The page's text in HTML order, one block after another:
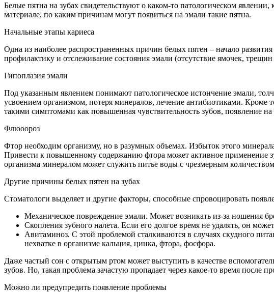
Белые пятна на зубах свидетельствуют о каком-то патологическом
материале, по каким причинам могут появиться на эмали такие пятна.
Начальные этапы кариеса
Одна из наиболее распространенных причин белых пятен – начало
профилактику и отслеживание состояния эмали (отсутствие ямочек,
Гипоплазия эмали
Под указанным явлением понимают патологическое истончение эмали,
усвоением организмом, потеря минералов, лечение антибиотиками.
такими симптомами как повышенная чувствительность зубов, появление на
Флюоороз
Фтор необходим организму, но в разумных объемах. Избыток этого
Привести к повышенному содержанию фтора может активное применение
организма минералом может служить питье воды с чрезмерным
Другие причины белых пятен на зубах
Стоматологи выделяет и другие факторы, способные спровоцировать
Механическое повреждение эмали. Может возникать из-за ношения
Скопления зубного налета. Если его долгое время не удалять, он
Авитаминоз. С этой проблемой сталкиваются в случаях скудного
нехватке в организме кальция, цинка, фтора, фосфора.
Даже частый сон с открытым ртом может выступить в качестве
зубов. Но, такая проблема зачастую пропадает через какое-то время после
Можно ли предупредить появление проблемы